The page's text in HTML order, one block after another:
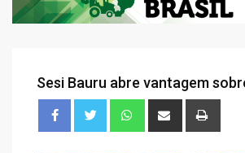
Sesi Bauru abre vantagem